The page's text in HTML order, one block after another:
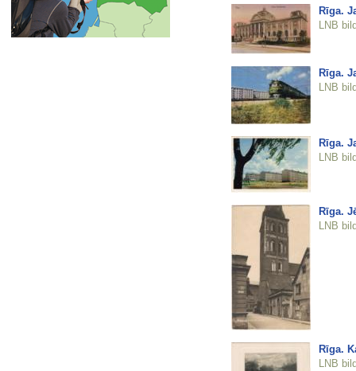
Rīga.
LNB
Rīga.
LNB
Rīga.
LNB
Rīga.
LNB
Rīga.
LNB